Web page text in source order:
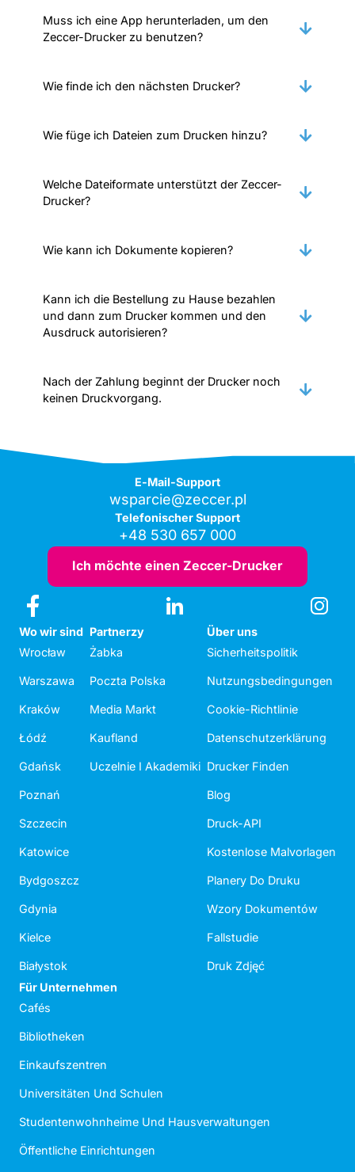
Muss ich eine App herunterladen, um den
Zeccer-Drucker zu benutzen?
Wie finde ich den nächsten Drucker?
Wie füge ich Dateien zum Drucken hinzu?
Welche Dateiformate unterstützt der Zeccer-
Drucker?
Wie kann ich Dokumente kopieren?
Kann ich die Bestellung zu Hause bezahlen
und dann zum Drucker kommen und den
Ausdruck autorisieren?
Nach der Zahlung beginnt der Drucker noch
keinen Druckvorgang.
E-Mail-Support
wsparcie@zeccer.pl
Telefonischer Support
+48 530 657 000
Ich möchte einen Zeccer-Drucker
Wo wir sind
Wrocław
Warszawa
Kraków
Łódź
Gdańsk
Poznań
Szczecin
Katowice
Bydgoszcz
Gdynia
Kielce
Białystok
Partnerzy
Żabka
Poczta Polska
Media Markt
Kaufland
Uczelnie I Akademiki
Über uns
Sicherheitspolitik
Nutzungsbedingungen
Cookie-Richtlinie
Datenschutzerklärung
Drucker Finden
Blog
Druck-API
Kostenlose Malvorlagen
Planery Do Druku
Wzory Dokumentów
Fallstudie
Druk Zdjęć
Für Unternehmen
Cafés
Bibliotheken
Einkaufszentren
Universitäten Und Schulen
Studentenwohnheime Und Hausverwaltungen
Öffentliche Einrichtungen